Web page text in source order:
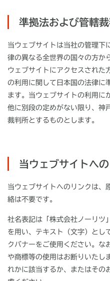
準拠法および管轄
当ウェブサイトは当社の管理下
律の異なる全世界の国々の方か
ウェブサイトにアクセスされた
の利用に関して日本国の法律に
ます。当ウェブサイトの利用に
他に別段の定めがない限り、神
裁判所とするものとします。
当ウェブサイトへ
当ウェブサイトへのリンクは、
絡は不要です。
社名表記は「株式会社ノーリツ
を用い、テキスト（文字）とし
クバナーをご使用ください。な
や商標等の使用はお断りいたし
れかに該当するか、またはその